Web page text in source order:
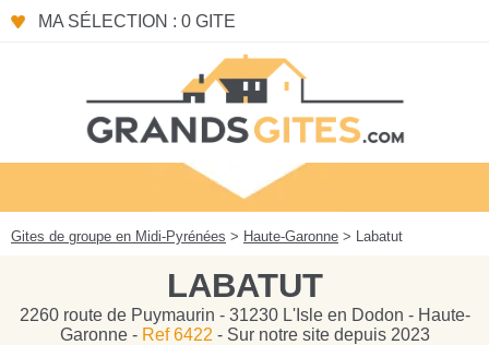
MA SÉLECTION : 0 GITE
Gites de groupe en Midi-Pyrénées > Haute-Garonne > Labatut
LABATUT
2260 route de Puymaurin - 31230 L'Isle en Dodon - Haute-
Garonne - Ref 6422 - Sur notre site depuis 2023
Panneau de gestion des cookies